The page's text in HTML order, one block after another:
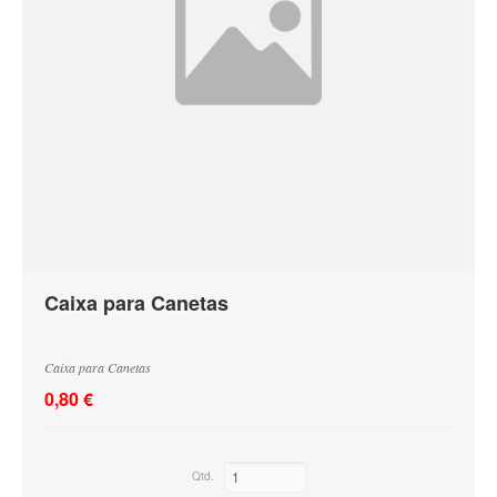
Caixa para Canetas
Caixa para Canetas
0,80 €
Qtd.